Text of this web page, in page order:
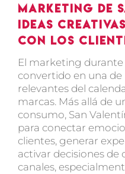
Marketing de
ideas
con los
El marketing durante
convertido en una
relevantes del
marcas. Más allá de
consumo, San
para conectar
clientes, generar
activar decisiones
canales,